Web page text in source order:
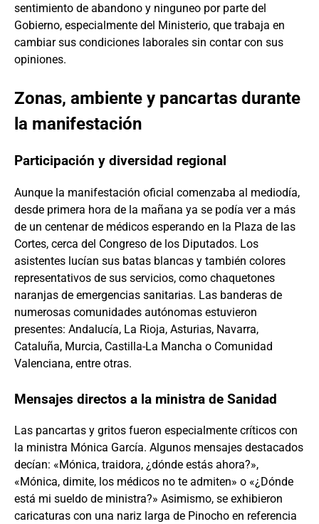
sentimiento de abandono y ninguneo por parte del
Gobierno, especialmente del Ministerio, que trabaja en
cambiar sus condiciones laborales sin contar con sus
opiniones.
Zonas, ambiente y pancartas durante
la manifestación
Participación y diversidad regional
Aunque la manifestación oficial comenzaba al mediodía,
desde primera hora de la mañana ya se podía ver a más
de un centenar de médicos esperando en la Plaza de las
Cortes, cerca del Congreso de los Diputados. Los
asistentes lucían sus batas blancas y también colores
representativos de sus servicios, como chaquetones
naranjas de emergencias sanitarias. Las banderas de
numerosas comunidades autónomas estuvieron
presentes: Andalucía, La Rioja, Asturias, Navarra,
Cataluña, Murcia, Castilla-La Mancha o Comunidad
Valenciana, entre otras.
Mensajes directos a la ministra de Sanidad
Las pancartas y gritos fueron especialmente críticos con
la ministra Mónica García. Algunos mensajes destacados
decían: «Mónica, traidora, ¿dónde estás ahora?»,
«Mónica, dimite, los médicos no te admiten» o «¿Dónde
está mi sueldo de ministra?» Asimismo, se exhibieron
caricaturas con una nariz larga de Pinocho en referencia